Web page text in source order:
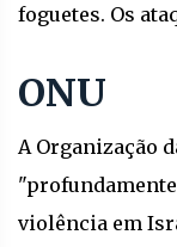
foguetes. Os
ONU
A Organização
violência em